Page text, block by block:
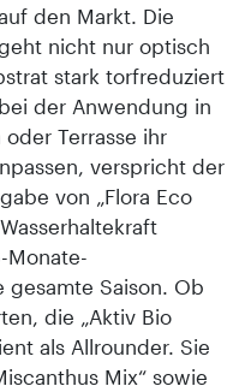
den Markt. Die
nicht nur optisch
stark torfreduziert
der Anwendung in
Terrasse ihr
verspricht der
von „Flora Eco
Monate-
Saison. Ob
die „Aktiv Bio
als Allrounder. Sie
Mix“ sowie